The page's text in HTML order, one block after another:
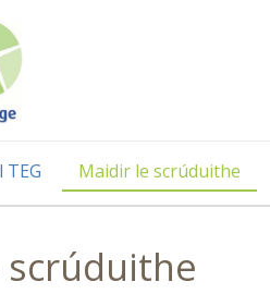
TEG Maidir le scrúduithe